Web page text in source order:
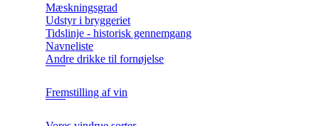
Mæskningsgrad
Udstyr i bryggeriet
Tidslinje - historisk gennemgang
Navneliste
Andre drikke til fornøjelse
Fremstilling af vin